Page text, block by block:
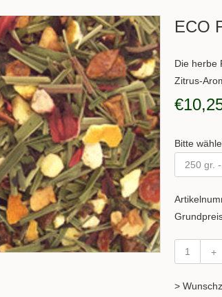
ECO
Die herbe
Zitrus-
Bitte
+
>